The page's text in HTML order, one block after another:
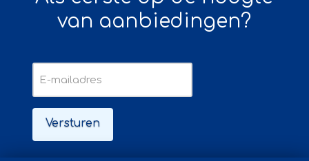
van aanbiedingen?